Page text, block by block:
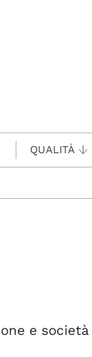
QUALITÀ
e società